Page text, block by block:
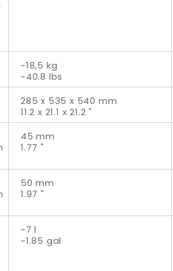
~18,5 kg
~40.8 lbs
285 x 535 x 540 mm
11.2 x 21.1 x 21.2 "
45 mm
1.77 "
50 mm
1.97 "
~7 l
~1.85 gal